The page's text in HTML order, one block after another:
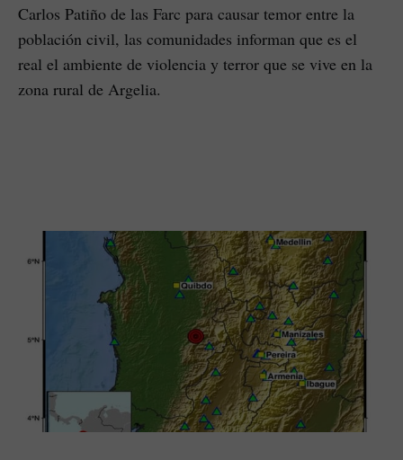
Carlos Patiño de las Farc para causar temor entre la
población civil, las comunidades informan que es el
real el ambiente de violencia y terror que se vive en la
zona rural de Argelia.